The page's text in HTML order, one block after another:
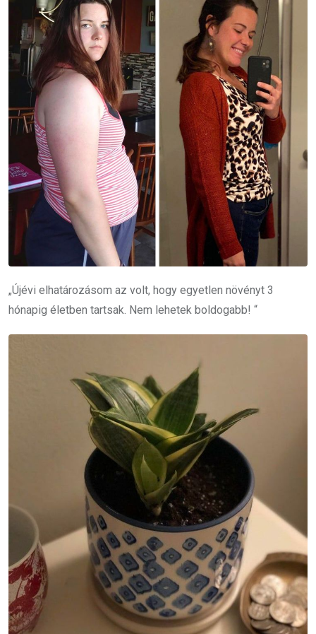
„Újévi elhatározásom az volt, hogy egyetlen növényt 3
hónapig életben tartsak. Nem lehetek boldogabb! “